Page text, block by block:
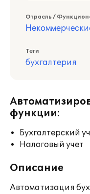
Отрасль /
Теги
бухгалтерия
функции:
Бухгалтерский
Налоговый учет
Описание
Автоматизация